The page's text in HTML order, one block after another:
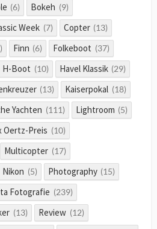
(6) Bokeh (9)
Week (7) Copter (13)
Finn (6) Folkeboot (37)
H-Boot (10) Havel Klassik (29)
(13) Kaiserpokal (18)
Yachten (111) Lightroom (5)
Oertz-Preis (10)
Multicopter (17)
Nikon (5) Photography (15)
Fotografie (239)
(13) Review (12)